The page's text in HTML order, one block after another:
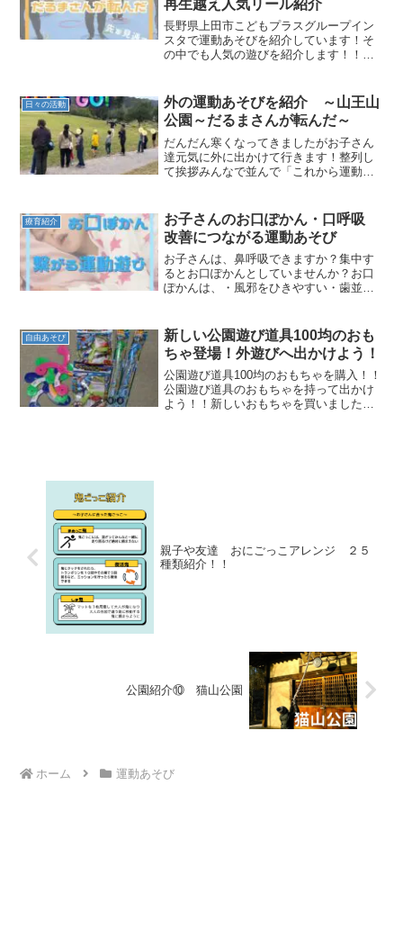
再生越え人気リール紹介
長野県上田市こどもプラスグループイン
スタで運動あそびを紹介しています！そ
の中でも人気の遊びを紹介します！！フ
中にいなければいけないルールです！楽
しいだるまさんが転んだに...
日々の活動
外の運動あそびを紹介 ～山王山
公園～だるまさんが転んだ～
だんだん寒くなってきましたがお子さん
達元気に外に出かけて行きます！整列し
て挨拶みんなで並んで「これから運動遊
ます！今日も貸し切りです😊山王山公園
の坂を利用した運動あそび準備...
療育紹介
お子さんのお口ぽかん・口呼吸
改善につながる運動あそび
お子さんは、鼻呼吸できますか？集中す
るとお口ぽかんとしていませんか？お口
ぽかんは、・風邪をひきやすい・歯並び
あそびを紹介しますお子さんのお口ぽか
ん・口呼吸 改善につなが...
自由あそび
新しい公園遊び道具100均のおも
ちゃ登場！外遊びへ出かけよう！
公園遊び道具100均のおもちゃを購入！！
公園遊び道具のおもちゃを持って出かけ
よう！！新しいおもちゃを買いました！
親子や友達 おにごっこアレンジ ２５
種類紹介！！
公園紹介⑩ 猫山公園
ホーム 運動あそび